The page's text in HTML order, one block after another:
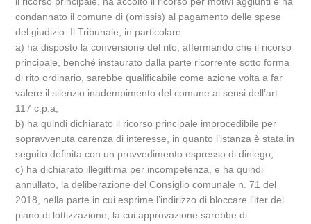
condannato il comune di (omissis) al pagamento delle spese
del giudizio. Il Tribunale, in particolare:
a) ha disposto la conversione del rito, affermando che il ricorso
principale, benché instaurato dalla parte ricorrente sotto forma
di rito ordinario, sarebbe qualificabile come azione volta a far
valere il silenzio inadempimento del comune ai sensi dell’art.
117 c.p.a;
b) ha quindi dichiarato il ricorso principale improcedibile per
sopravvenuta carenza di interesse, in quanto l’istanza è stata in
seguito definita con un provvedimento espresso di diniego;
c) ha dichiarato illegittima per incompetenza, e ha quindi
annullato, la deliberazione del Consiglio comunale n. 71 del
2018, nella parte in cui esprime l’indirizzo di bloccare l’iter del
piano di lottizzazione, la cui approvazione sarebbe di